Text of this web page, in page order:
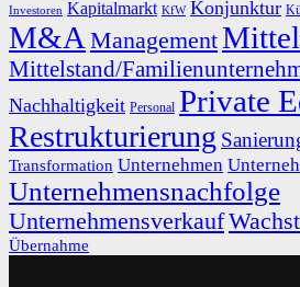
Investoren Kapitalmarkt KfW Konjunktur
M&A Management
Mittelstand/
Nachhaltigkeit Personal Private
Restrukturierung
Transformation Unternehmen
Unternehmensnachfolge
Unternehmensverkauf
Übernahme